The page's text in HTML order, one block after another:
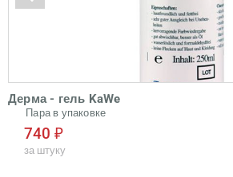
Дерма - гель KaWe
Пара в упаковке
740 ₽
за штуку